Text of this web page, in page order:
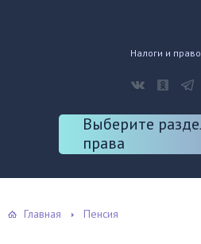
Налоги и
Выберите
права
Главная Пенсия